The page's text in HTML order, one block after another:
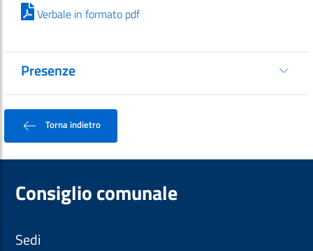
Verbale in formato pdf
Presenze
Torna indietro
Consiglio comunale
Sedi